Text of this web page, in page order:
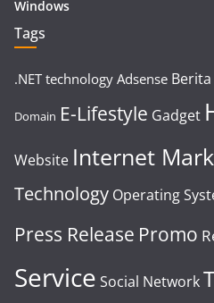
Windows
Tags
.NET technology Adsense Berita
Domain E-Lifestyle Gadget
Website Internet
Technology Operating
Press Release Promo
Service Social Network